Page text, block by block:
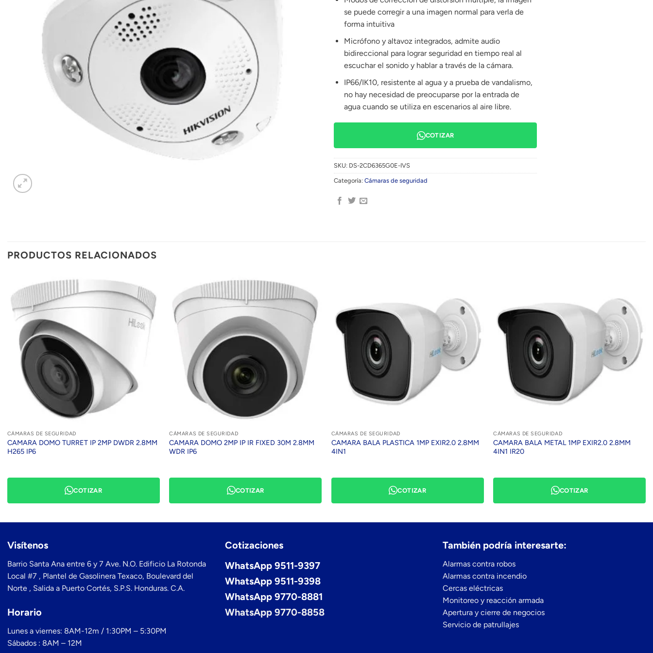
se puede corregir a una imagen normal para verla de
forma intuitiva
Micrófono y altavoz integrados, admite audio
bidireccional para lograr seguridad en tiempo real al
escuchar el sonido y hablar a través de la cámara.
IP66/IK10, resistente al agua y a prueba de vandalismo,
no hay necesidad de preocuparse por la entrada de
agua cuando se utiliza en escenarios al aire libre.
COTIZAR
SKU: DS-2CD6365G0E-IVS
Categoría: Cámaras de seguridad
PRODUCTOS RELACIONADOS
CÁMARAS DE SEGURIDAD
CAMARA DOMO TURRET IP 2MP DWDR 2.8MM
H265 IP6
COTIZAR
CÁMARAS DE SEGURIDAD
CAMARA DOMO 2MP IP IR FIXED 30M 2.8MM
WDR IP6
COTIZAR
CÁMARAS DE SEGURIDAD
CAMARA BALA PLASTICA 1MP EXIR2.0 2.8MM
4IN1
COTIZAR
CÁMARAS DE SEGURIDAD
CAMARA BALA METAL 1MP EXIR2.0 2.8MM
4IN1 IR20
COTIZAR
Visítenos
Barrio Santa Ana entre 6 y 7 Ave. N.O. Edificio La Rotonda
Local #7 , Plantel de Gasolinera Texaco, Boulevard del
Norte , Salida a Puerto Cortés, S.P.S. Honduras. C.A.
Horario
Lunes a viernes: 8AM-12m / 1:30PM – 5:30PM
Sábados : 8AM – 12M
Cotizaciones
WhatsApp 9511-9397
WhatsApp 9511-9398
WhatsApp 9770-8881
WhatsApp 9770-8858
También podría interesarte:
Alarmas contra robos
Alarmas contra incendio
Cercas eléctricas
Monitoreo y reacción armada
Apertura y cierre de negocios
Servicio de patrullajes